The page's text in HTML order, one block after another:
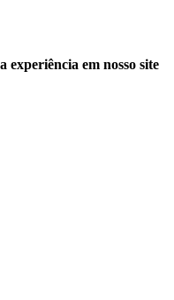
experiência em nosso site